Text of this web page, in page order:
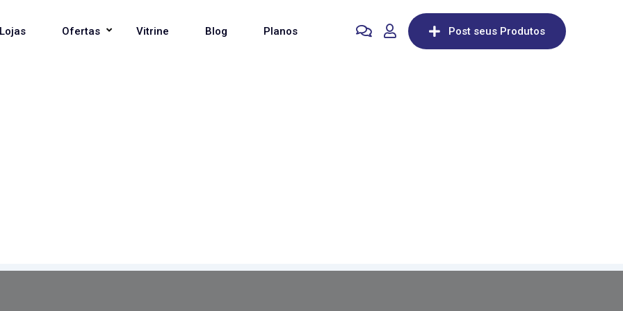
Lojas Ofertas Vitrine Blog Planos Post seus Produtos